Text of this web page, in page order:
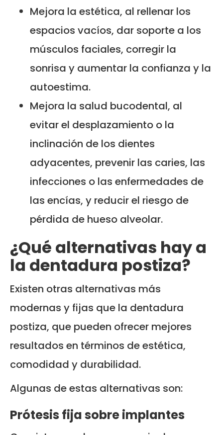
Mejora la estética, al rellenar los
espacios vacíos, dar soporte a los
músculos faciales, corregir la
sonrisa y aumentar la confianza y la
autoestima.
Mejora la salud bucodental, al
evitar el desplazamiento o la
inclinación de los dientes
adyacentes, prevenir las caries, las
infecciones o las enfermedades de
las encías, y reducir el riesgo de
pérdida de hueso alveolar.
¿Qué alternativas hay a
la dentadura postiza?
Existen otras alternativas más
modernas y fijas que la dentadura
postiza, que pueden ofrecer mejores
resultados en términos de estética,
comodidad y durabilidad.
Algunas de estas alternativas son:
Prótesis fija sobre implantes